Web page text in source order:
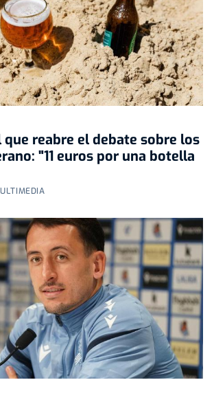
reabre el debate sobre los
"11 euros por una botella